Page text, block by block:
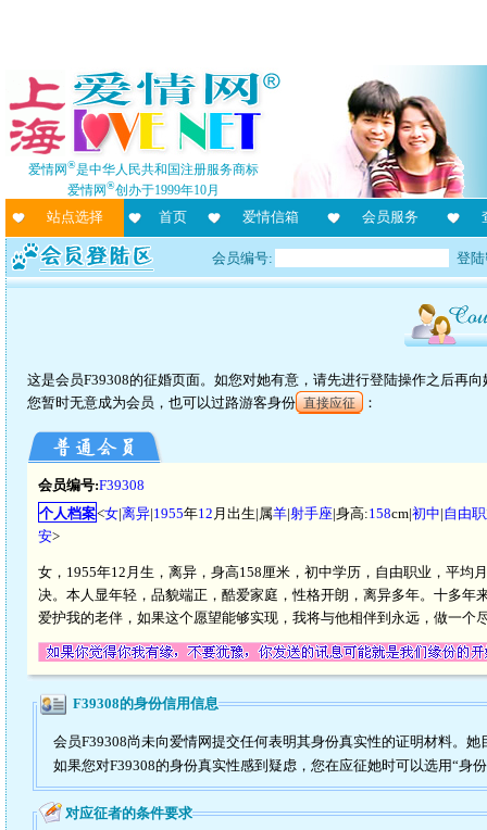
爱情网®是中华人民共和国注册服务商标
爱情网®创办于1999年10月
站点选择 首页 爱情信箱 会员服务
会员编号: 登
这是会员F39308的征婚页面。如您对她有意，请先进行登陆操作之后再
您暂时无意成为会员，也可以过路游客身份 直接应征 ：
会员编号:F39308
个人档案<女|离异|1955年12 月出生|属羊|射手座|身高:158cm|初中|自由
安>
女，1955年12月生，离异，身高158厘米，初中学历，自由职业，平
决。本人显年轻，品貌端正，酷爱家庭，性格开朗，离异多年。十多
爱护我的老伴，如果这个愿望能够实现，我将与他相伴到永远，做一个
F39308的身份信用信息
会员F39308尚未向爱情网提交任何表明其身份真实性的证明材料。
如果您对F39308的身份真实性感到疑虑，您在应征她时可以选用“身
对应征者的条件要求